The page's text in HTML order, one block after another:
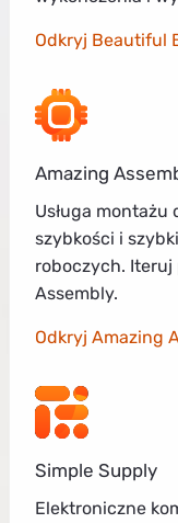
Odkryj Beautiful
Amazing
Usługa
szybkości i
roboczych. Iteruj
Assembly.
Odkryj Amazing
Simple Supply
Elektroniczne